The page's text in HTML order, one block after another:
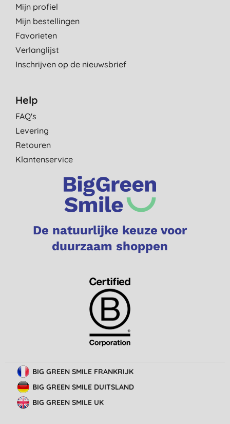
Mijn profiel
Mijn bestellingen
Favorieten
Verlanglijst
Inschrijven op de nieuwsbrief
Help
FAQ's
Levering
Retouren
Klantenservice
De natuurlijke keuze voor
duurzaam shoppen
BIG GREEN SMILE FRANKRIJK
BIG GREEN SMILE DUITSLAND
BIG GREEN SMILE UK